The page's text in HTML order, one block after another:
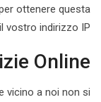
ottenere questa
vostro indirizzo IP.
Online
vicino a noi non si